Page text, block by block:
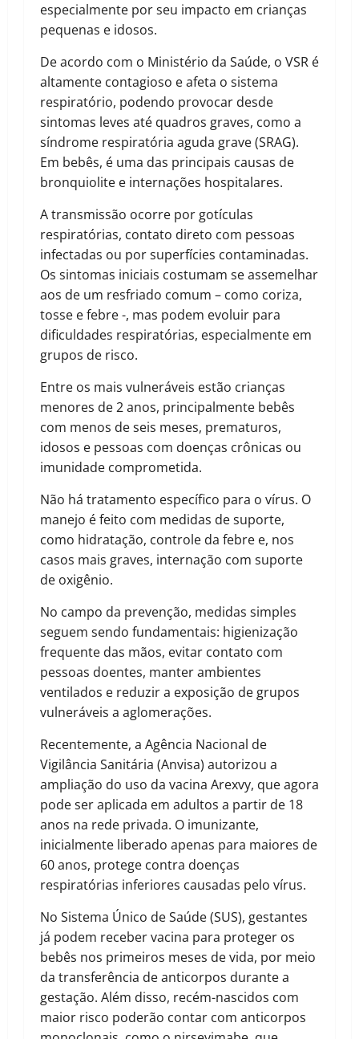
especialmente por seu impacto em crianças
pequenas e idosos.
De acordo com o Ministério da Saúde, o VSR é
altamente contagioso e afeta o sistema
respiratório, podendo provocar desde
sintomas leves até quadros graves, como a
síndrome respiratória aguda grave (SRAG).
Em bebês, é uma das principais causas de
bronquiolite e internações hospitalares.
A transmissão ocorre por gotículas
respiratórias, contato direto com pessoas
infectadas ou por superfícies contaminadas.
Os sintomas iniciais costumam se assemelhar
aos de um resfriado comum – como coriza,
tosse e febre -, mas podem evoluir para
dificuldades respiratórias, especialmente em
grupos de risco.
Entre os mais vulneráveis estão crianças
menores de 2 anos, principalmente bebês
com menos de seis meses, prematuros,
idosos e pessoas com doenças crônicas ou
imunidade comprometida.
Não há tratamento específico para o vírus. O
manejo é feito com medidas de suporte,
como hidratação, controle da febre e, nos
casos mais graves, internação com suporte
de oxigênio.
No campo da prevenção, medidas simples
seguem sendo fundamentais: higienização
frequente das mãos, evitar contato com
pessoas doentes, manter ambientes
ventilados e reduzir a exposição de grupos
vulneráveis a aglomerações.
Recentemente, a Agência Nacional de
Vigilância Sanitária (Anvisa) autorizou a
ampliação do uso da vacina Arexvy, que agora
pode ser aplicada em adultos a partir de 18
anos na rede privada. O imunizante,
inicialmente liberado apenas para maiores de
60 anos, protege contra doenças
respiratórias inferiores causadas pelo vírus.
No Sistema Único de Saúde (SUS), gestantes
já podem receber vacina para proteger os
bebês nos primeiros meses de vida, por meio
da transferência de anticorpos durante a
gestação. Além disso, recém-nascidos com
maior risco poderão contar com anticorpos